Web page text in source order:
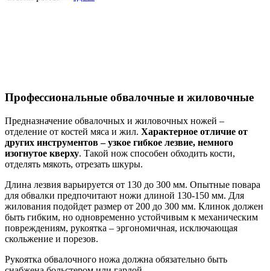
Профессиональные обвалочные и жиловочные
Предназначение обвалочных и жиловочных ножей –
отделение от костей мяса и жил. Характерное отличие от
других инструментов – узкое гибкое лезвие, немного
изогнутое кверху. Такой нож способен обходить кости,
отделять мякоть, отрезать шкуры.
Длина лезвия варьируется от 130 до 300 мм. Опытные повара
для обвалки предпочитают ножи длиной 130-150 мм. Для
жилования подойдет размер от 200 до 300 мм. Клинок должен
быть гибким, но одновременно устойчивым к механическим
повреждениям, рукоятка – эргономичная, исключающая
скольжение и порезов.
Рукоятка обвалочного ножа должна обязательно быть